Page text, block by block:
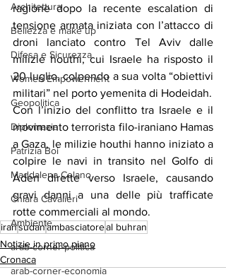
Architettura
Bellezza e make up
Difesa e Sicurezza
Women Empowerment
Geopolitica
Diplomazia
Patrizia Boi
Maddalena Celano
Chiara Cavalieri
Ambiente
arab-corner-politica
arab-corner-economia
ragione dopo la recente escalation di
tensione armata iniziata con l’attacco di
droni lanciato contro Tel Aviv dalle
milizie houthi, cui Israele ha risposto il
20 luglio, colpendo a sua volta “obiettivi
militari” nel porto yemenita di Hodeidah.
Con l’inizio del conflitto tra Israele e il
movimento terrorista filo-iraniano Hamas
colpire le navi in transito nel Golfo di
Aden dirette verso Israele, causando
gravi danni a una delle più trafficate
rotte commerciali al mondo.
iransudanambasciatoreal buhran
Notizie in primo piano
Cronaca